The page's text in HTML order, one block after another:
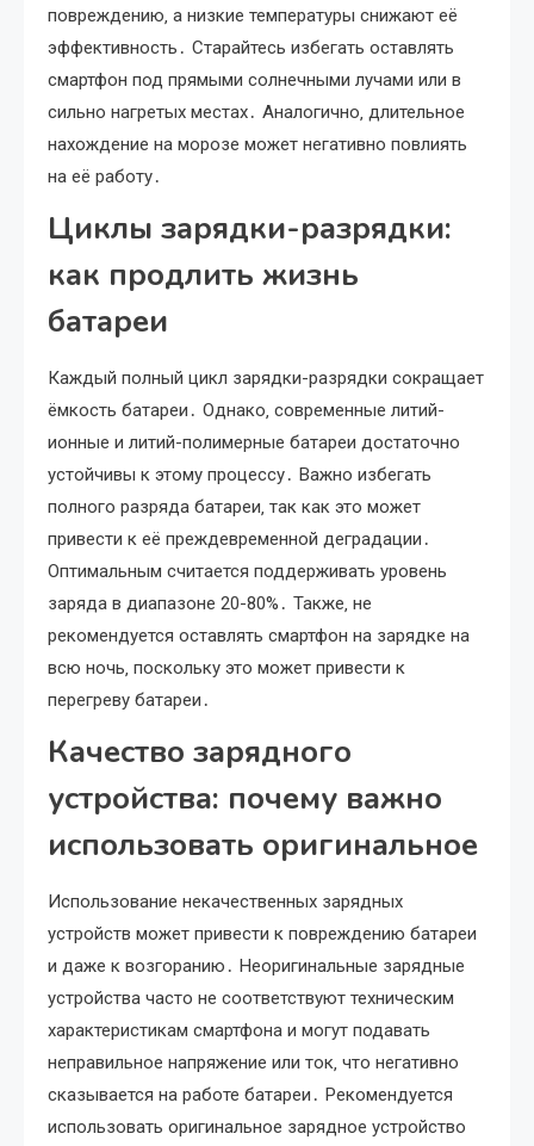
повреждению‚ а низкие температуры снижают её
эффективность․ Старайтесь избегать оставлять
смартфон под прямыми солнечными лучами или в
сильно нагретых местах․ Аналогично‚ длительное
нахождение на морозе может негативно повлиять
на её работу․
Циклы зарядки-разрядки:
как продлить жизнь
батареи
Каждый полный цикл зарядки-разрядки сокращает
ёмкость батареи․ Однако‚ современные литий-
ионные и литий-полимерные батареи достаточно
устойчивы к этому процессу․ Важно избегать
полного разряда батареи‚ так как это может
привести к её преждевременной деградации․
Оптимальным считается поддерживать уровень
заряда в диапазоне 20-80%․ Также‚ не
рекомендуется оставлять смартфон на зарядке на
всю ночь‚ поскольку это может привести к
перегреву батареи․
Качество зарядного
устройства: почему важно
использовать оригинальное
Использование некачественных зарядных
устройств может привести к повреждению батареи
и даже к возгоранию․ Неоригинальные зарядные
устройства часто не соответствуют техническим
характеристикам смартфона и могут подавать
неправильное напряжение или ток‚ что негативно
сказывается на работе батареи․ Рекомендуется
использовать оригинальное зарядное устройство